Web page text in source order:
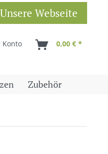
Unsere Webseite
Konto 0,00 € *
Zubehör